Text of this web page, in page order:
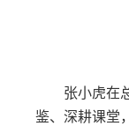
张小虎在
鉴、深耕课堂